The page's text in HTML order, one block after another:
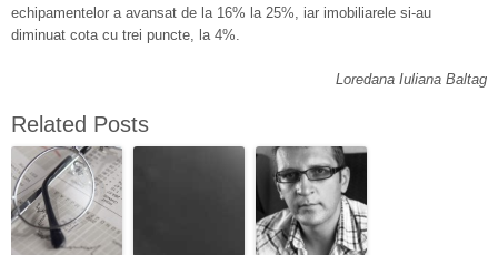
echipamentelor a avansat de la 16% la 25%, iar imobiliarele si-au
diminuat cota cu trei puncte, la 4%.
Loredana Iuliana Baltag
Related Posts